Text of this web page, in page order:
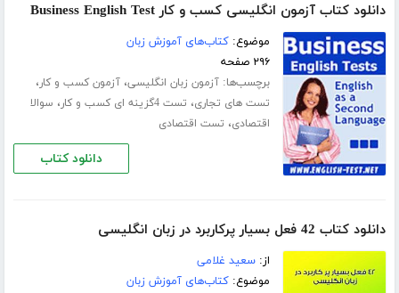
دانلود کتاب آزمون انگلیسی کسب و کار Business English Test
موضوع:کتاب‌های آموزش زبان
۲۹۶ صفحه
برچسب‌ها:آزمون زبان انگلیسی،آزمون کسب و کار،
تست های تجاری، تست 4گزینه ای کسب و کار ، سوالا
اقتصادی، تست اقتصادی
دانلود کتاب
دانلود کتاب 42 فعل بسیار پرکاربرد در زبان انگلیسی
از:سعید غلامی
موضوع:کتاب‌های آموزش زبان